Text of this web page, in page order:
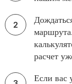
расчет
Если вас